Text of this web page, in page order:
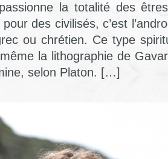
la totalité des
des civilisés, c’est
ou chrétien. Ce type
la lithographie de
selon Platon. […]